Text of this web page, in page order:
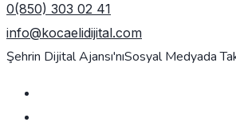
0(850) 303 02 41
info@kocaelidijital.com
Şehrin Dijital Ajansı'nıSosyal Medyada